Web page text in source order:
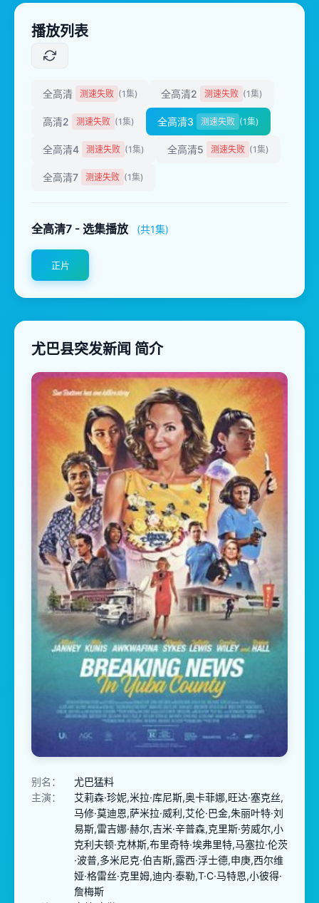
播放列表
全高清 测速失败 (1集) 全高清2 测速失败 (1集)
高清2 测速失败 (1集) 全高清3 测速失败 (1集)
全高清4 测速失败 (1集) 全高清5 测速失败 (1集)
全高清7 测速失败 (1集)
全高清7 - 选集播放 (共1集)
正片
尤巴县突发新闻 简介
别名：
尤巴猛料
主演：
艾莉森·珍妮,米拉·库尼斯,奥卡菲娜,旺达·塞克丝,
马修·莫迪恩,萨米拉·威利,艾伦·巴金,朱丽叶特·刘
易斯,雷吉娜·赫尔,吉米·辛普森,克里斯·劳威尔,小
克利夫顿·克林斯,布里奇特·埃弗里特,马塞拉·伦茨
·波普,多米尼克·伯吉斯,露西·浮士德,申庚,西尔维
娅·格雷丝·克里姆,迪内·泰勒,T·C·马特恩,小彼得·
詹梅斯